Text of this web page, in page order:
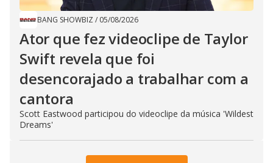
BANG SHOWBIZ / 05/08/2026
Ator que fez videoclipe de Taylor
Swift revela que foi
desencorajado a trabalhar com a
cantora
Scott Eastwood participou do videoclipe da música 'Wildest
Dreams'